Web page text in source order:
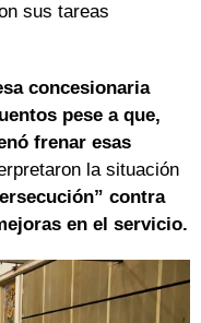
sus tareas
concesionaria
pese a que,
frenar esas
la situación
contra
en el servicio.